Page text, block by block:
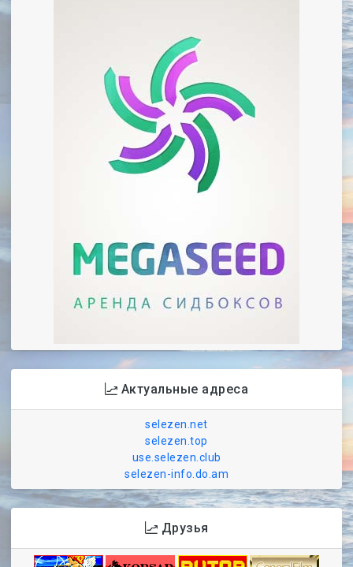
Актуальные адреса
selezen.net
selezen.top
use.selezen.club
selezen-info.do.am
Друзья